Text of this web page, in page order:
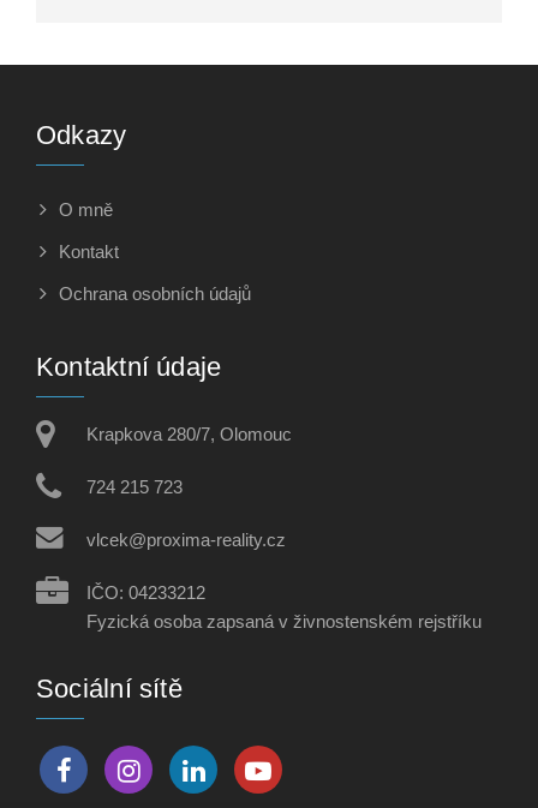
Odkazy
O mně
Kontakt
Ochrana osobních údajů
Kontaktní údaje
Krapkova 280/7, Olomouc
724 215 723
vlcek@proxima-reality.cz
IČO: 04233212
Fyzická osoba zapsaná v živnostenském rejstříku
Sociální sítě